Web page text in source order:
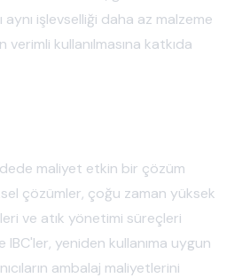
aynı işlevselliği daha az malzeme
verimli kullanılmasına katkıda
maliyet etkin bir çözüm
çözümler, çoğu zaman yüksek
ve atık yönetimi süreçleri
yeniden kullanıma uygun
ambalaj maliyetlerini